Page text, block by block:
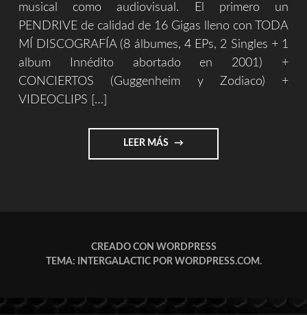
musical como audiovisual. El primero un
PENDRIVE de calidad de 16 Gigas lleno con TODA
MÍ DISCOGRAFÍA (8 álbumes, 4 EPs, 2 Singles + 1
album Innédito abortado en 2001) +
CONCIERTOS (Guggenheim y Zodiaco) +
VIDEOCLIPS […]
LEER MÁS "MERCHANDISING"
CREADO CON WORDPRESS
TEMA: INTERGALACTIC POR WORDPRESS.COM.